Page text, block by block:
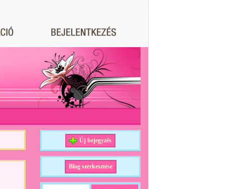
Új bejegyzés
Blog szerkesztése